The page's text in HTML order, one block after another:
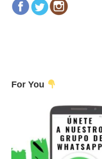
For You